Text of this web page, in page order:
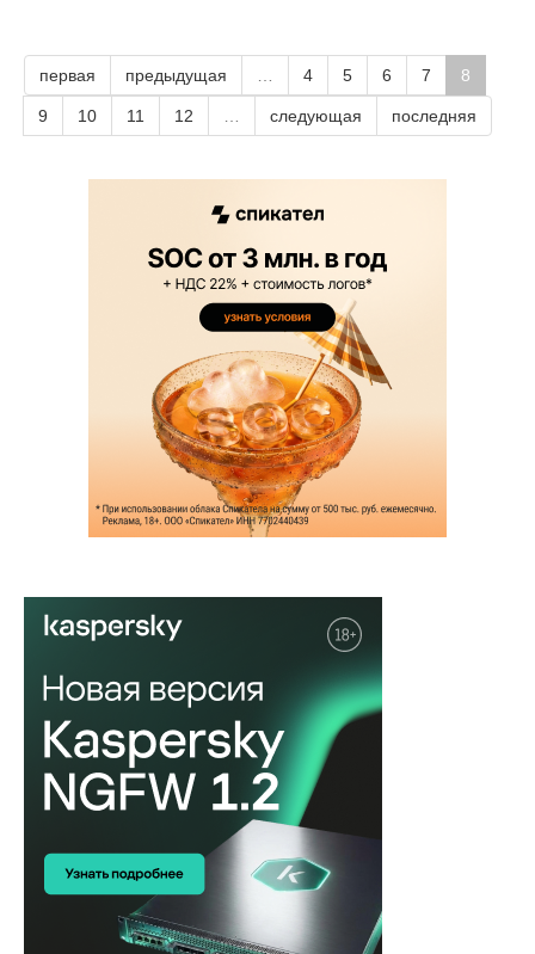
первая предыдущая 4 5 6 7 8
9 10 11 12 следующая последняя